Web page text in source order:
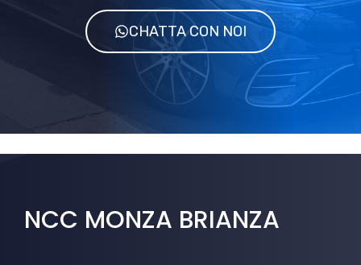
CHATTA CON NOI
NCC MONZA BRIANZA